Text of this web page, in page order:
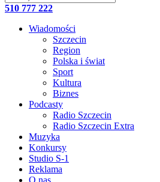
510 777 222
Wiadomości
Szczecin
Region
Polska i świat
Sport
Kultura
Biznes
Podcasty
Radio Szczecin
Radio Szczecin Extra
Muzyka
Konkursy
Studio S-1
Reklama